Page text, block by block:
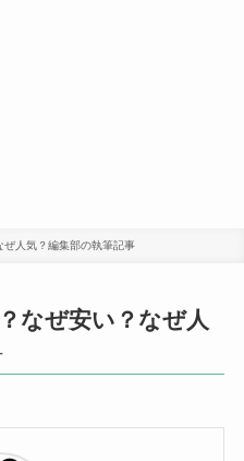
ぜ人気？編集部の執筆記事
なぜ安い？なぜ人